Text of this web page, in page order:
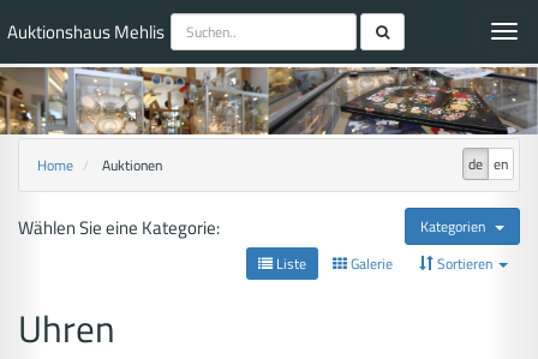
Auktionshaus Mehlis
de en
Home Auktionen
Kategorien
Wählen Sie eine Kategorie:
Liste Galerie Sortieren
Uhren